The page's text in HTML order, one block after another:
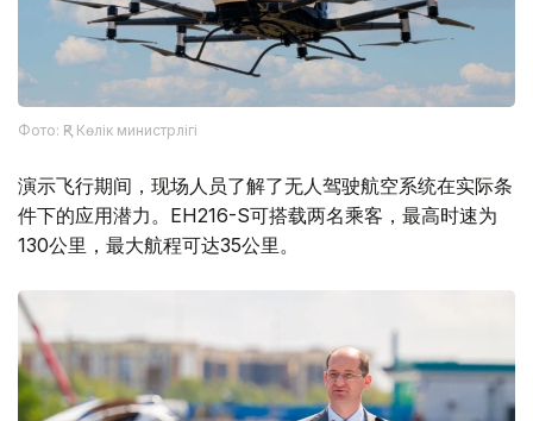
Фото: ҚР Көлік министрлігі
演示飞行期间，现场人员了解了无人驾驶航空系统在实际条
件下的应用潜力。EH216-S可搭载两名乘客，最高时速为
130公里，最大航程可达35公里。